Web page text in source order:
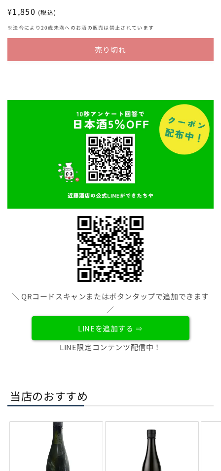
通
常
価
¥1,850 (税込)
※法令により20歳未満へのお酒の販売は禁止されています
売り切れ
＼ QRコードスキャンまたはボタンタップで追加できます
／
LINEを追加する ⇒
LINE限定コンテンツ配信中！
当店のおすすめ